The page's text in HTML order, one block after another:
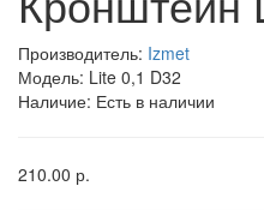
Производитель: Izmet
Модель: Lite 0,1 D32
Наличие: Есть в наличии
210.00 р.